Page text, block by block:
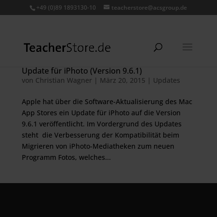
+49 (0)89 1893130-10 teacherstore@acsgroup.de
Update für iPhoto (Version 9.6.1)
von Christian Wagner | März 20, 2015 | Updates
Apple hat über die Software-Aktualisierung des Mac
App Stores ein Update für iPhoto auf die Version
9.6.1 veröffentlicht. Im Vordergrund des Updates
steht die Verbesserung der Kompatibilität beim
Migrieren von iPhoto-Mediatheken zum neuen
Programm Fotos, welches...